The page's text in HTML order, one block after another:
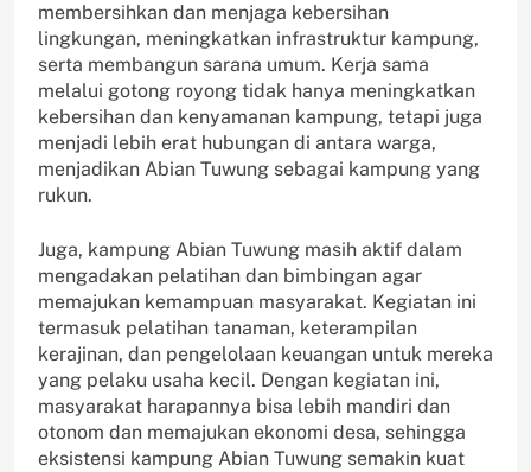
membersihkan dan menjaga kebersihan
lingkungan, meningkatkan infrastruktur kampung,
serta membangun sarana umum. Kerja sama
melalui gotong royong tidak hanya meningkatkan
kebersihan dan kenyamanan kampung, tetapi juga
menjadi lebih erat hubungan di antara warga,
menjadikan Abian Tuwung sebagai kampung yang
rukun.
Juga, kampung Abian Tuwung masih aktif dalam
mengadakan pelatihan dan bimbingan agar
memajukan kemampuan masyarakat. Kegiatan ini
termasuk pelatihan tanaman, keterampilan
kerajinan, dan pengelolaan keuangan untuk mereka
yang pelaku usaha kecil. Dengan kegiatan ini,
masyarakat harapannya bisa lebih mandiri dan
otonom dan memajukan ekonomi desa, sehingga
eksistensi kampung Abian Tuwung semakin kuat